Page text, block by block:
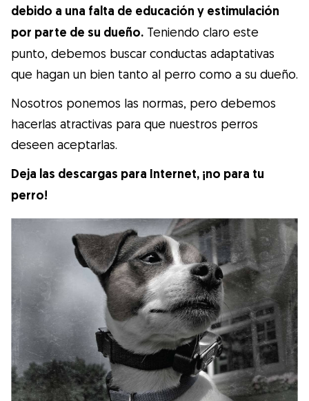
disponibles para cuidar de tu perro como si
fuera un miembro más de su familia! Todas
las reservas incluyen Cobertura Veterinaria
y cancelación gratuíta
Descubre Gudog
debido a una falta de educación y estimulación
por parte de su dueño. Teniendo claro este
punto, debemos buscar conductas adaptativas
que hagan un bien tanto al perro como a su dueño.
Nosotros ponemos las normas, pero debemos
hacerlas atractivas para que nuestros perros
deseen aceptarlas.
Deja las descargas para Internet, ¡no para tu
perro!